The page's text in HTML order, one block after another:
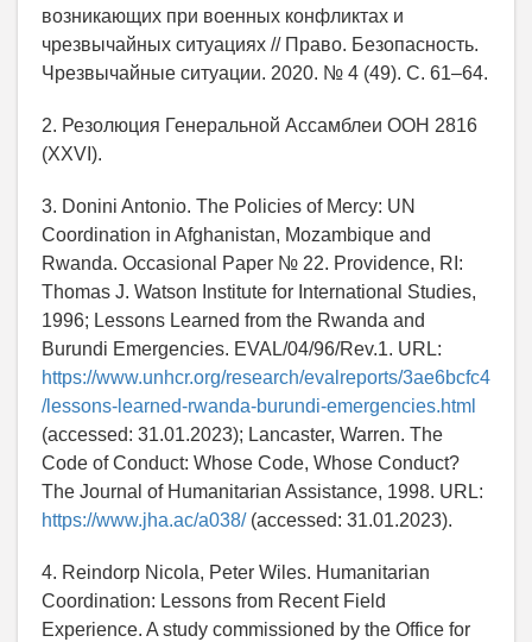
возникающих при военных конфликтах и
чрезвычайных ситуациях // Право. Безопасность.
Чрезвычайные ситуации. 2020. № 4 (49). С. 61–64.
2. Резолюция Генеральной Ассамблеи ООН 2816
(XXVI).
3. Donini Antonio. The Policies of Mercy: UN
Coordination in Afghanistan, Mozambique and
Rwanda. Occasional Paper № 22. Providence, RI:
Thomas J. Watson Institute for International Studies,
1996; Lessons Learned from the Rwanda and
Burundi Emergencies. EVAL/04/96/Rev.1. URL:
https://www.unhcr.org/research/evalreports/3ae6bcfc4
/lessons-learned-rwanda-burundi-emergencies.html
(accessed: 31.01.2023); Lancaster, Warren. The
Code of Conduct: Whose Code, Whose Conduct?
The Journal of Humanitarian Assistance, 1998. URL:
https://www.jha.ac/a038/(accessed: 31.01.2023).
4. Reindorp Nicola, Peter Wiles. Humanitarian
Coordination: Lessons from Recent Field
Experience. A study commissioned by the Office for